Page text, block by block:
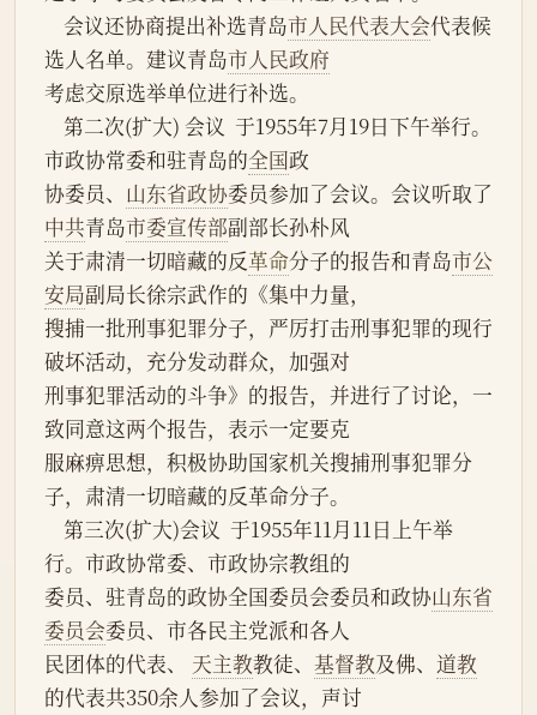
    会议还协商提出补选青岛
市人民代表大会代表候
选人名单。建议青岛市人民政府
考虑交原选举单位进行补选。
市政协常委和驻青岛的全国政
协委员、 山东省政协委员参加了会议。会议听取了
中共青岛市委宣传部副部长孙朴风
关于肃清一切暗藏的反革命分子的报告和青岛市公
安局副局长徐宗武作的《集中力量，
搜捕一批刑事犯罪分子，严厉打击刑事犯罪的现行
破坏活动，充分发动群众，加强对
刑事犯罪活动的斗争》的报告，并进行了讨论，一
致同意这两个报告，表示一定要克
服麻痹思想，积极协助国家机关搜捕刑事犯罪分
子，肃清一切暗藏的反革命分子。
行。市政协常委、市政协宗教组的
委员、驻青岛的政协全国委员会委员和政协山东省
委员会委员、市各民主党派和各人
民团体的代表、 天主教教徒、 基督教及佛、 道教
的代表共350余人参加了会议，声讨